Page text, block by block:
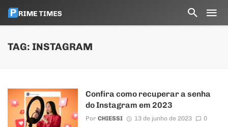
TAG: INSTAGRAM
Confira como recuperar a senha
do Instagram em 2023
Por CHIESSI 13 de junho de 2023 0